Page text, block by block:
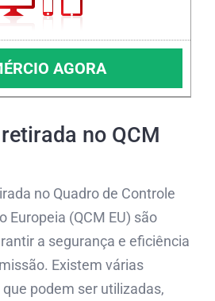
AGORA
no QCM
no Quadro de Controle
Europeia (QCM EU) são
a segurança e eficiência
Existem várias
podem ser utilizadas,